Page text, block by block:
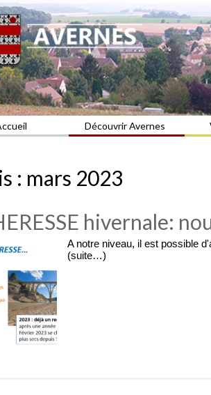
du Val d'Oise Découvrir Avernes
: mars 2023
hivernale:
A notre niveau, il est possible
(suite…)